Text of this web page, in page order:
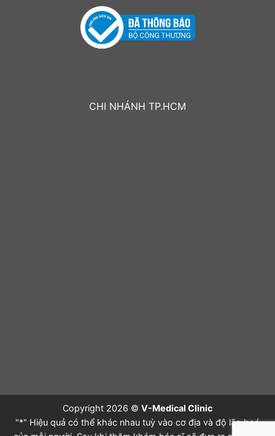
CHI NHÁNH TP.HCM
Copyright 2026 © V-Medical Clinic
"*" Hiệu quả có thể khác nhau tuỳ vào cơ địa và độ lão hoá